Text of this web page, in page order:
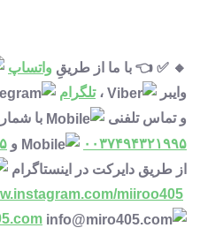
🔸 ✅ 👈 با ما از طریقِ واتساپ
وایبر
،تلگرام
و تماس تلفنی
با
۰۰۳۷۴۹۴۳۲۱۹۹۵
و
از طریق دایرکت در اینستاگرام
miiroo405